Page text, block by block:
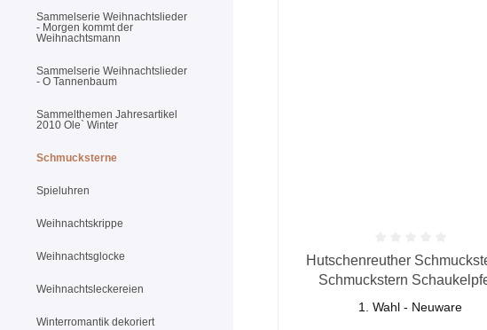
Sammelserie Weihnachtslieder
- Morgen kommt der
Weihnachtsmann
Sammelserie Weihnachtslieder
- O Tannenbaum
Sammelthemen Jahresartikel
2010 Ole` Winter
Schmucksterne
Spieluhren
Weihnachtskrippe
Weihnachtsglocke
Weihnachtsleckereien
Winterromantik dekoriert
Durchschnittliche Bewertung
Hutschenreuther
Schmuckstern
1. Wahl - Neuware